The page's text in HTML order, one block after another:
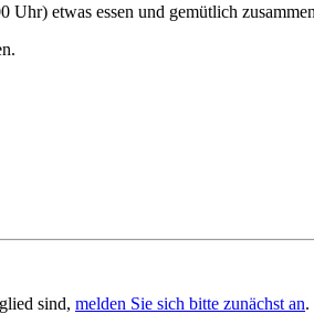
etwas essen und gemütlich
sind, melden Sie sich bitte zunächst an.